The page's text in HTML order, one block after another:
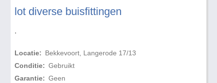
lot diverse buisfittingen
.
Locatie: Bekkevoort, Langerode 17/13
Conditie: Gebruikt
Garantie: Geen